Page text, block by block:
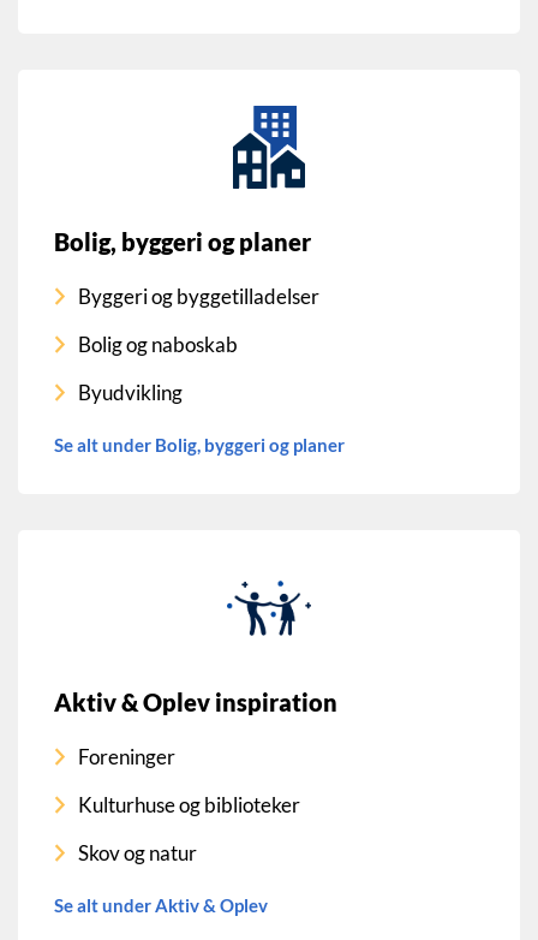
Bolig, byggeri og planer
Byggeri og byggetilladelser
Bolig og naboskab
Byudvikling
Se alt under Bolig, byggeri og planer
Aktiv & Oplev inspiration
Foreninger
Kulturhuse og biblioteker
Skov og natur
Se alt under Aktiv & Oplev